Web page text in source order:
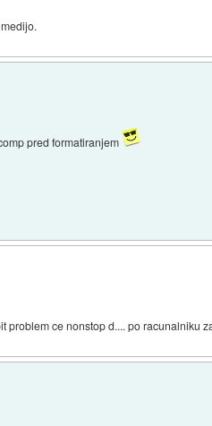
pred formatiranjem
ce nonstop d.... po racunalniku